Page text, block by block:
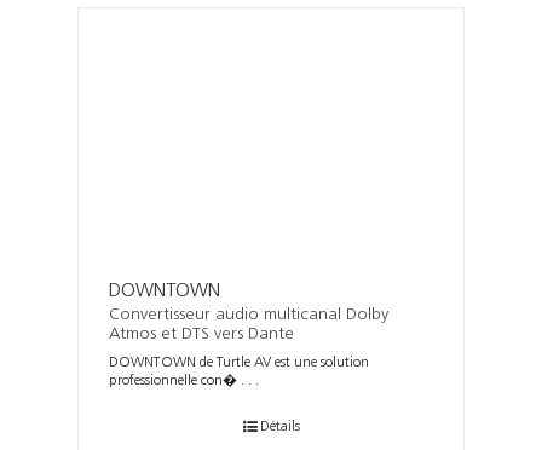
DOWNTOWN
Convertisseur audio multicanal Dolby
Atmos et DTS vers Dante
DOWNTOWN de Turtle AV est une solution
professionnelle con� . . .
Détails